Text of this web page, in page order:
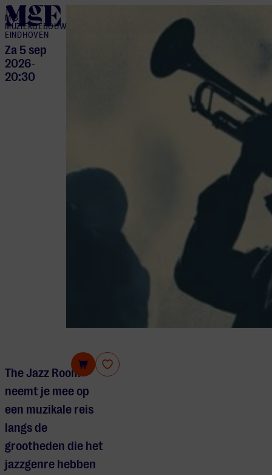
home
M BY
MUZIEKGEBOUW
EINDHOVEN
Za 5 sep
2026-
20:30
The Jazz Room
neemt je mee op
een muzikale reis
langs de
grootheden die het
jazzgenre hebben